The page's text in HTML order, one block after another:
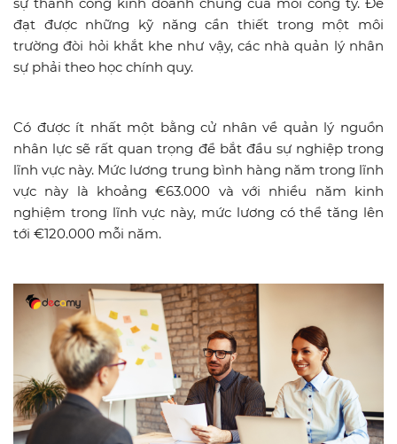
đạt được những kỹ năng cần thiết trong một môi
trường đòi hỏi khắt khe như vậy, các nhà quản lý nhân
sự phải theo học chính quy.
Có được ít nhất một bằng cử nhân về quản lý nguồn
nhân lực sẽ rất quan trọng để bắt đầu sự nghiệp trong
lĩnh vực này. Mức lương trung bình hàng năm trong lĩnh
vực này là khoảng €63.000 và với nhiều năm kinh
nghiệm trong lĩnh vực này, mức lương có thể tăng lên
tới €120.000 mỗi năm.